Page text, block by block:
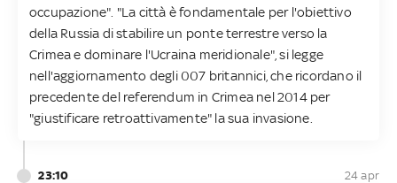
occupazione". "La città è fondamentale per l'obiettivo
della Russia di stabilire un ponte terrestre verso la
Crimea e dominare l'Ucraina meridionale", si legge
nell'aggiornamento degli 007 britannici, che ricordano il
precedente del referendum in Crimea nel 2014 per
"giustificare retroattivamente" la sua invasione.
23:10 24 apr